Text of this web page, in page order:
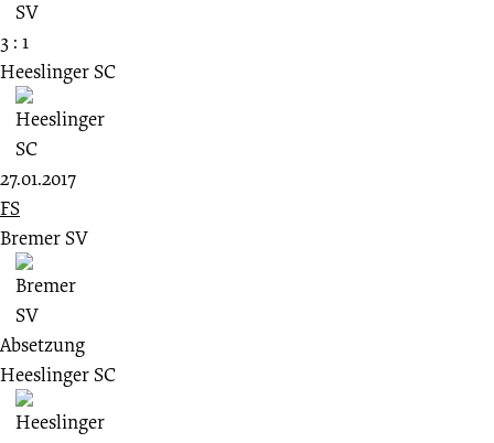
3 : 1
Heeslinger SC
27.01.2017
FS
Bremer SV
Absetzung
Heeslinger SC